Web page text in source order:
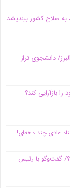
به صلاح کشور بیندیشد
دانشجوی تراز
بازآرایی کند؟
عادی چند‌ دهه‌ای!
گفت‌وگو با رئیس